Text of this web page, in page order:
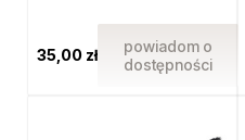
35,00 zł
powiadom o
dostępności